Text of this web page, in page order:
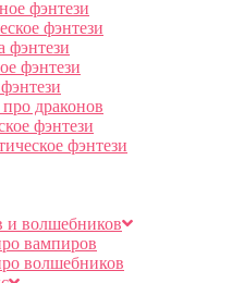
фэнтези
фэнтези
фэнтези
фэнтези
драконов
фэнтези
фэнтези
и волшебников
вампиров
волшебников